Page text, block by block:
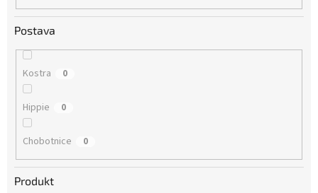
Postava
Kostra 0
Hippie 0
Chobotnice 0
Produkt